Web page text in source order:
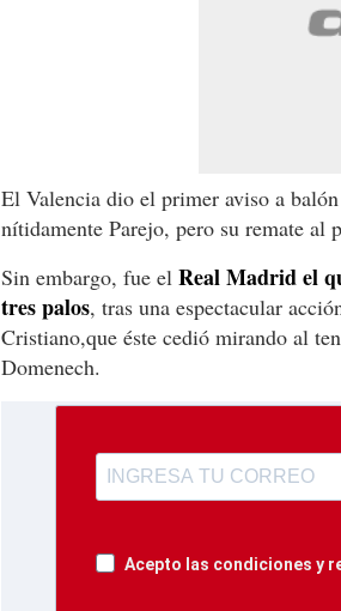
El Valencia dio el primer aviso a
nítidamente Parejo, pero su remate al
Sin embargo, fue el Real Madrid el
tres palos, tras una espectacular
Cristiano,que éste cedió mirando al
Domenech.
Acepto las condiciones y